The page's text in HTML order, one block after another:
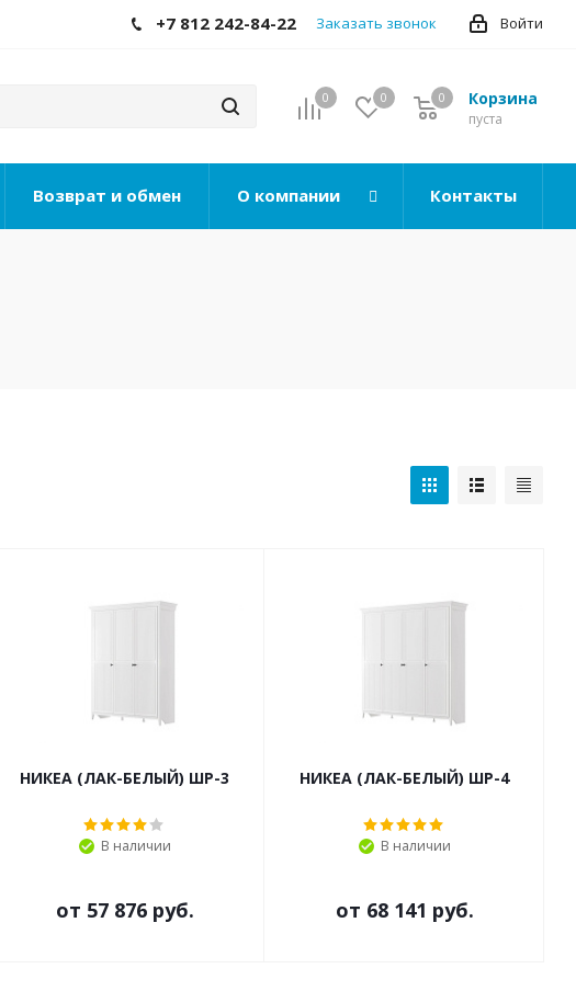
Войти
+7 812 242-84-22 Заказать звонок
0 0 Корзина
0
пуста
0
Возврат и обмен О компании Контакты
НИКЕА (ЛАК-БЕЛЫЙ) ШР-3
В наличии
от 57 876 руб.
НИКЕА (ЛАК-БЕЛЫЙ) ШР-4
В наличии
от 68 141 руб.